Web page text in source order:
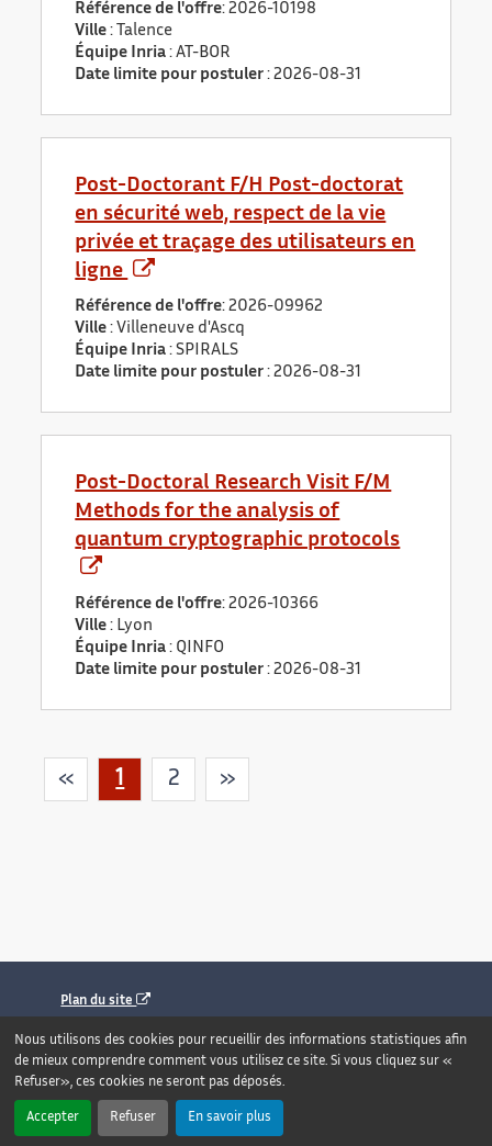
Nous utilisons des cookies pour recueillir des informations statistiques afin
de mieux comprendre comment vous utilisez ce site. Si vous cliquez sur «
Refuser», ces cookies ne seront pas déposés.
Accepter Refuser En savoir plus
Référence de l'offre: 2026-10198
Ville : Talence
Équipe Inria : AT-BOR
Date limite pour postuler :2026-08-31
Post-Doctorant F/H Post-doctorat
en sécurité web, respect de la vie
privée et traçage des utilisateurs en
ligne
Référence de l'offre: 2026-09962
Ville : Villeneuve d'Ascq
Équipe Inria : SPIRALS
Date limite pour postuler :2026-08-31
Post-Doctoral Research Visit F/M
Methods for the analysis of
quantum cryptographic protocols
Référence de l'offre: 2026-10366
Ville : Lyon
Équipe Inria : QINFO
Date limite pour postuler :2026-08-31
« 1 2 »
Plan du site
Contact
Mentions légales
Accessibilité : totalement conforme